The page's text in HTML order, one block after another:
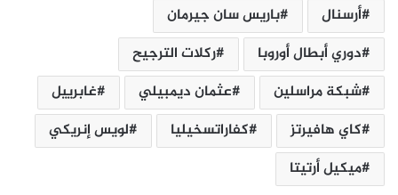
أرسنال
باريس سان جيرمان
دوري أبطال أوروبا
ركلات الترجيح
شبكة مراسلين‎
عثمان ديمبيلي
غابرييل
كاي ‏هافيرتز
كفاراتسخيليا
لويس إنريكي
ميكيل أرتيتا